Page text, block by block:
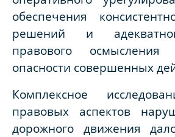
обеспечения
решений и
правового осмысления
опасности совершенных
Комплексное
правовых аспектов
дорожного движения